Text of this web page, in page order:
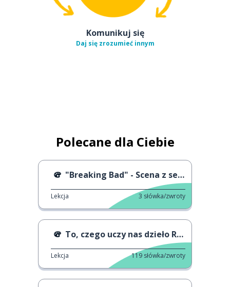
Komunikuj się
Daj się zrozumieć innym
Polecane dla Ciebie
"Breaking Bad" - Scena z serialu V
Lekcja 3 słówka/zwroty
To, czego uczy nas dzieło Rothko
Lekcja 119 słówka/zwroty